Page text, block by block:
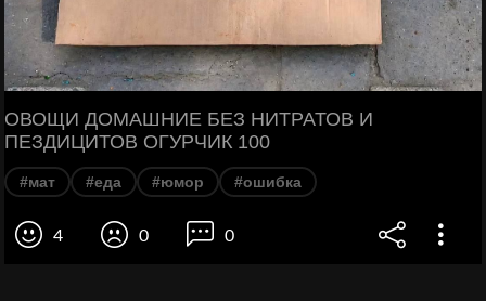
ОВОЩИ ДОМАШНИЕ БЕЗ НИТРАТОВ И
ПЕЗДИЦИТОВ ОГУРЧИК 100
#мат #еда #юмор #ошибка
4 0 0